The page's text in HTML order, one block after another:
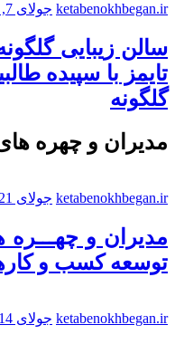
ketabenokhbegan.ir جولای 7, 2021
سالن زیبایی
تایمز با سپیده
گلگونه
مدیران و چهره
ketabenokhbegan.ir جولای 21, 2021
مدیران و چهـــره
توسعه کسب و
ketabenokhbegan.ir جولای 14, 2021